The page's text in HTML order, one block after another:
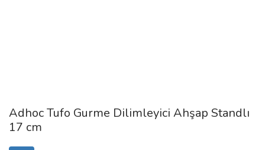
Adhoc Tufo Gurme Dilimleyici Ahşap Standlı
17 cm